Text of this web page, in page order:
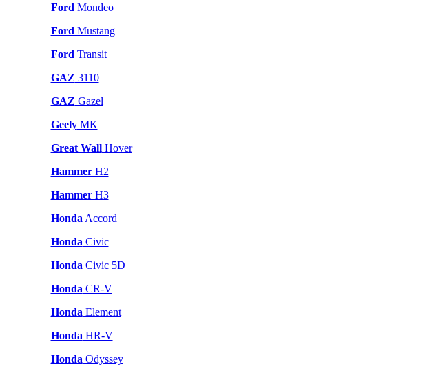
Ford Mondeo
Ford Mustang
Ford Transit
GAZ 3110
GAZ Gazel
GeelyMK
Great WallHover
HammerH2
HammerH3
Honda Accord
Honda Civic
Honda Civic 5D
Honda CR-V
Honda Element
Honda HR-V
Honda Odyssey